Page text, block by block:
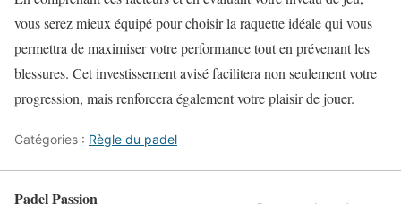
vous serez mieux équipé pour choisir la raquette idéale qui vous
permettra de maximiser votre performance tout en prévenant les
blessures. Cet investissement avisé facilitera non seulement votre
progression, mais renforcera également votre plaisir de jouer.
Catégories : Règle du padel
Padel Passion